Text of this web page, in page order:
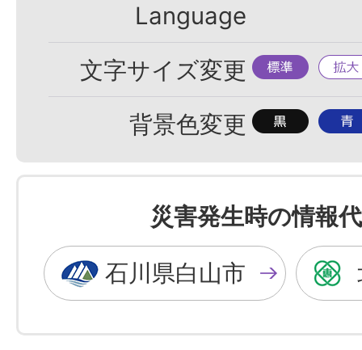
Language
文字サイズ変更 標
準
拡
大
背景色変更 背
色
を
黒
色
に
背
色
を
青
色
に
災害発生時の情報
石川県白山市